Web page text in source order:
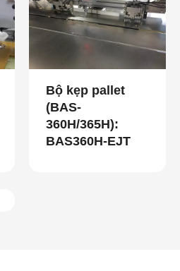
Bộ kẹp pallet
(BAS-
360H/365H):
BAS360H-EJT